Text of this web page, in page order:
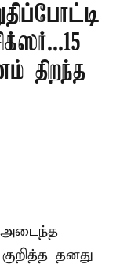
திறந்த
அடைந்த
தனது